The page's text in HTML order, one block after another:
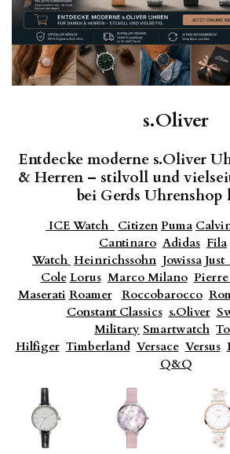
s.Oliver
Entdeckemoderne s.Oliver
&Herren – stilvoll und
bei Gerds Uhrenshop
ICE Watch Citizen Puma
Cantinaro Adidas Fila
Watch Heinrichssohn Jowissa Just
Cole Lorus Marco Milano
Maserati Roamer Roccobarocco
Constant Classics s.Oliver
Military Smartwatch
Hilfiger Timberland Versace Versus
Q&Q